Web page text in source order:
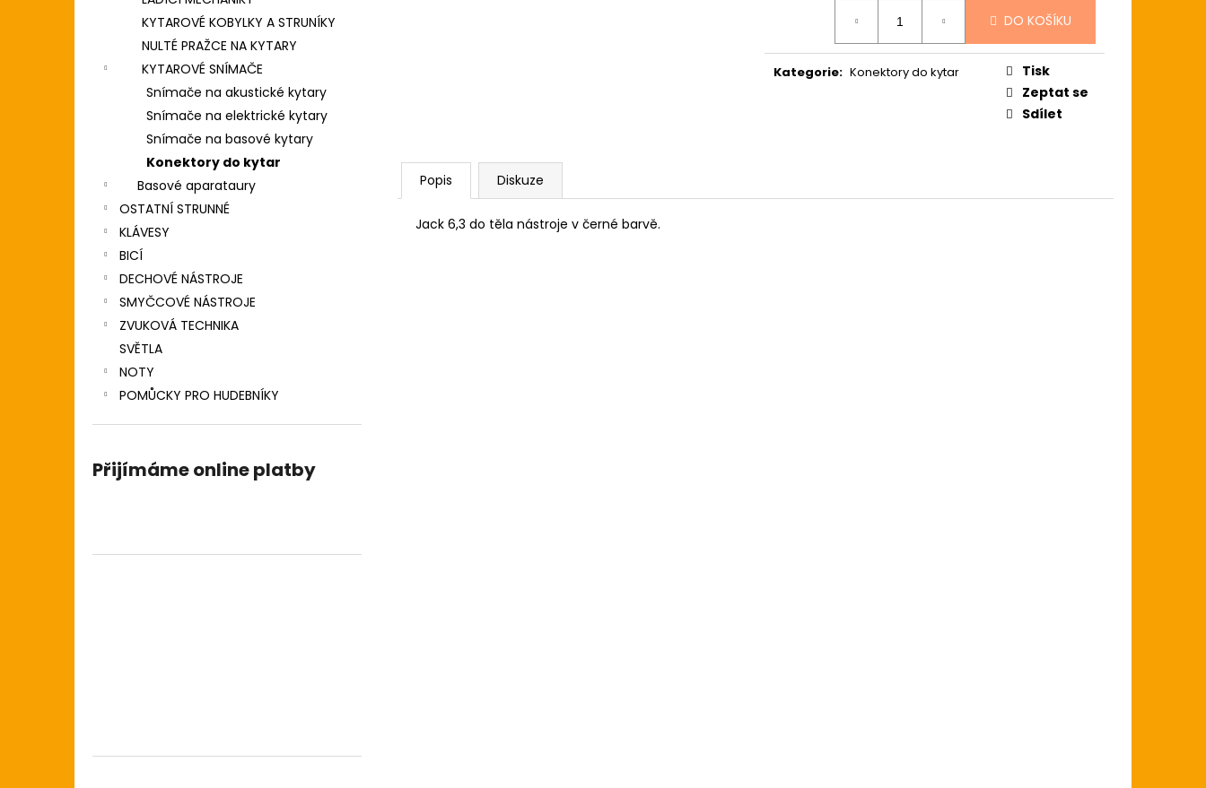
KYTAROVÉ KOBYLKY A STRUNÍKY
NULTÉ PRAŽCE NA KYTARY
KYTAROVÉ SNÍMAČE
Snímače na akustické kytary
Snímače na elektrické kytary
Snímače na basové kytary
Konektory do kytar
Basové aparataury
OSTATNÍ STRUNNÉ
KLÁVESY
BICÍ
DECHOVÉ NÁSTROJE
SMYČCOVÉ NÁSTROJE
ZVUKOVÁ TECHNIKA
SVĚTLA
NOTY
POMŮCKY PRO HUDEBNÍKY
Přijímáme online platby
DO KOŠÍKU
Kategorie: Konektory do kytar
Tisk
Zeptat se
Sdílet
Popis Diskuze
Jack 6,3 do těla nástroje v černé barvě.
8 690 Kč
STRUNY PRO AKUSTICKOU KYTARU